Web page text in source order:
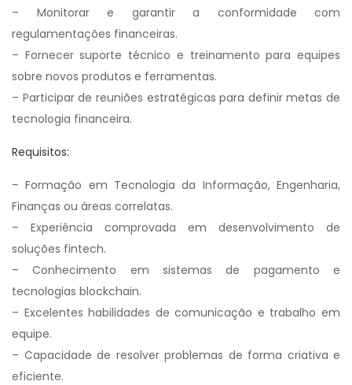
– Monitorar e garantir a conformidade com
regulamentações financeiras.
– Fornecer suporte técnico e treinamento para equipes
sobre novos produtos e ferramentas.
– Participar de reuniões estratégicas para definir metas de
tecnologia financeira.
Requisitos:
– Formação em Tecnologia da Informação, Engenharia,
Finanças ou áreas correlatas.
– Experiência comprovada em desenvolvimento de
soluções fintech.
– Conhecimento em sistemas de pagamento e
tecnologias blockchain.
– Excelentes habilidades de comunicação e trabalho em
equipe.
– Capacidade de resolver problemas de forma criativa e
eficiente.